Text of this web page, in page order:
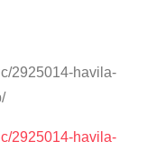
2925014-havila-
2925014-havila-